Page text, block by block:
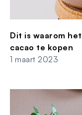
Dit is waarom
cacao te kopen
1 maart 2023